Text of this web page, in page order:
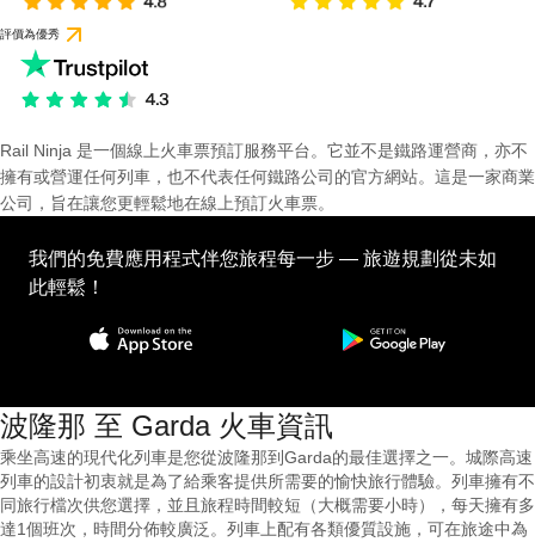
評價為優秀
Rail Ninja 是一個線上火車票預訂服務平台。它並不是鐵路運營商，亦不
擁有或營運任何列車，也不代表任何鐵路公司的官方網站。這是一家商業
公司，旨在讓您更輕鬆地在線上預訂火車票。
我們的免費應用程式伴您旅程每一步 — 旅遊規劃從未如
此輕鬆！
波隆那 至 Garda 火車資訊
乘坐高速的現代化列車是您從波隆那到Garda的最佳選擇之一。城際高速
列車的設計初衷就是為了給乘客提供所需要的愉快旅行體驗。列車擁有不
同旅行檔次供您選擇，並且旅程時間較短（大概需要小時），每天擁有多
達1個班次，時間分佈較廣泛。列車上配有各類優質設施，可在旅途中為